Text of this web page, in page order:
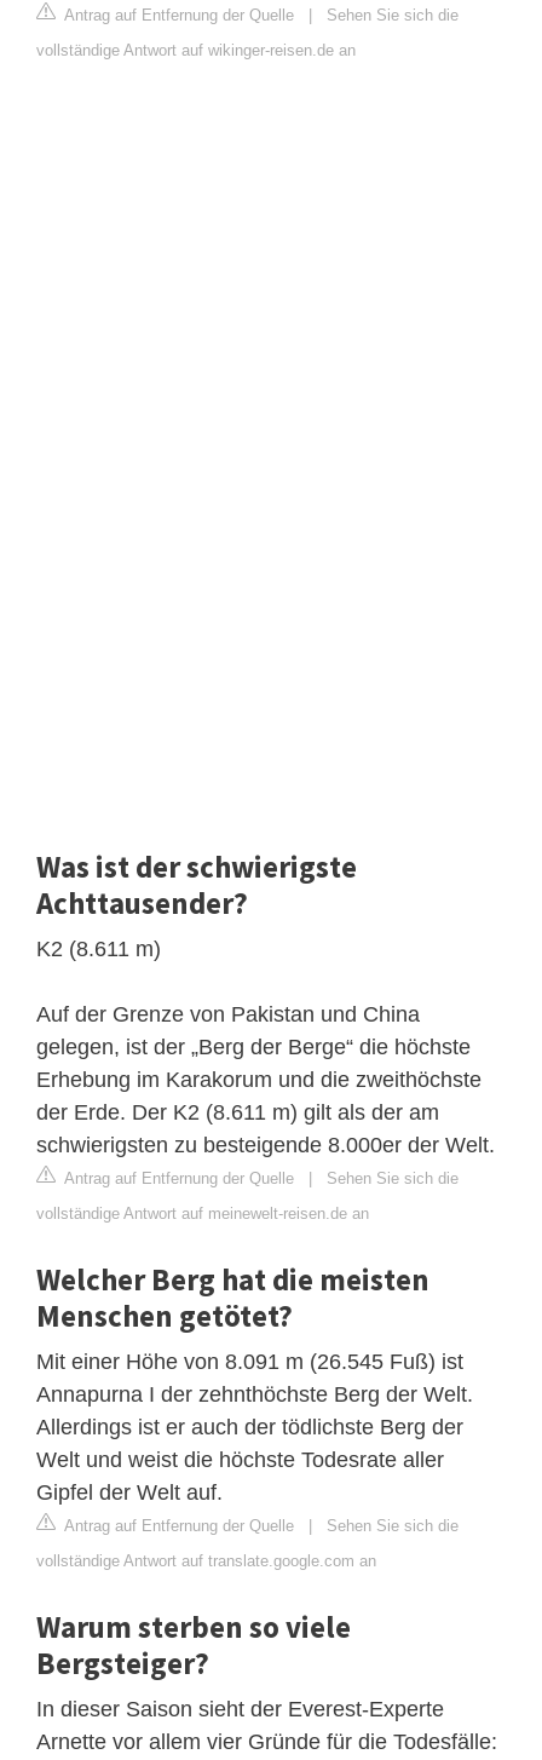
Antrag auf Entfernung der Quelle | Sehen Sie sich die
vollständige Antwort auf wikinger-reisen.de an
Was ist der schwierigste
Achttausender?
K2 (8.611 m)
Auf der Grenze von Pakistan und China
gelegen, ist der „Berg der Berge“ die höchste
Erhebung im Karakorum und die zweithöchste
der Erde. Der K2 (8.611 m) gilt als der am
schwierigsten zu besteigende 8.000er der Welt.
Antrag auf Entfernung der Quelle | Sehen Sie sich die
vollständige Antwort auf meinewelt-reisen.de an
Welcher Berg hat die meisten
Menschen getötet?
Mit einer Höhe von 8.091 m (26.545 Fuß) ist
Annapurna I der zehnthöchste Berg der Welt.
Allerdings ist er auch der tödlichste Berg der
Welt und weist die höchste Todesrate aller
Gipfel der Welt auf.
Antrag auf Entfernung der Quelle | Sehen Sie sich die
vollständige Antwort auf translate.google.com an
Warum sterben so viele
Bergsteiger?
In dieser Saison sieht der Everest-Experte
Arnette vor allem vier Gründe für die Todesfälle: